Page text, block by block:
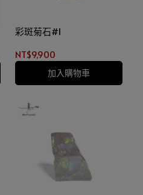
彩斑菊石#1
NT$9,900
加入購物車